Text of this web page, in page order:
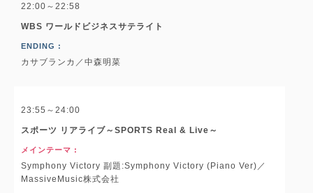
22:00～22:58
WBS ワールドビジネスサテライト
ENDING :
カサブランカ／中森明菜
23:55～24:00
スポーツ リアライブ～SPORTS Real & Live～
メインテーマ :
Symphony Victory 副題:Symphony Victory (Piano Ver)／
MassiveMusic株式会社